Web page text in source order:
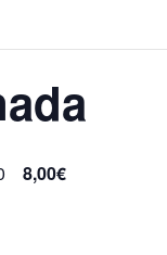
8,00€